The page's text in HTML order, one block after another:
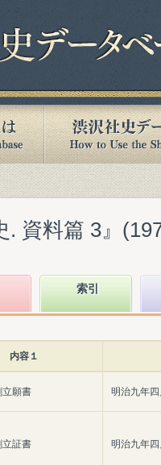
. 資料篇 3』
索引
内容１
立願書 明治九年
立証書 明治九年